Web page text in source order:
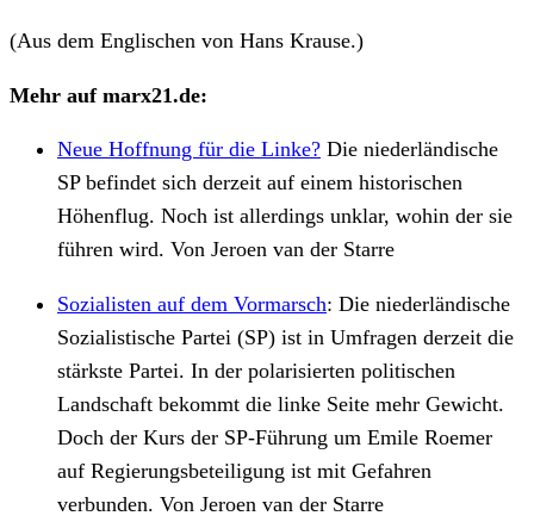
(Aus dem Englischen von Hans Krause.)
Mehr auf marx21.de:
Neue Hoffnung für die Linke? Die niederländische
SP befindet sich derzeit auf einem historischen
Höhenflug. Noch ist allerdings unklar, wohin der sie
führen wird. Von Jeroen van der Starre
Sozialisten auf dem Vormarsch: Die niederländische
Sozialistische Partei (SP) ist in Umfragen derzeit die
stärkste Partei. In der polarisierten politischen
Landschaft bekommt die linke Seite mehr Gewicht.
Doch der Kurs der SP-Führung um Emile Roemer
auf Regierungsbeteiligung ist mit Gefahren
verbunden. Von Jeroen van der Starre